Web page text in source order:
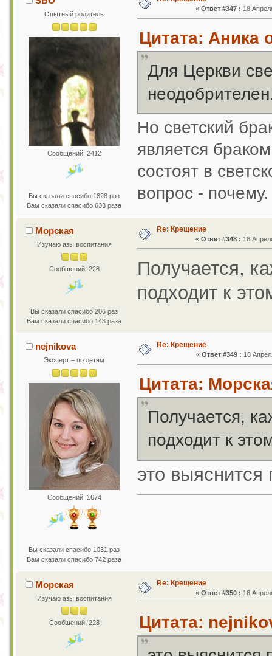
Опытный родитель
Сообщений: 2412
Вы сказали спасибо 1828 раз
Вам сказали спасибо 633 раза
«Ответ #347 : 18
Цитата: Аника
Для Церкви
Но светский
является
состоят в
вопрос - почему.
Морская
Изучаю азы воспитания
Сообщений: 228
Вы сказали спасибо 206 раз
Вам сказали спасибо 143 раза
Re: Крещение
«Ответ #348 : 18
Получается,
подходит к
nejnikova
Эксперт – по детям
Сообщений: 1674
Вы сказали спасибо 1031 раз
Вам сказали спасибо 742 раза
Re: Крещение
« Ответ #349 : 18
Цитата:
Получается,
подходит к
это
Морская
Изучаю азы воспитания
Сообщений: 228
Re: Крещение
«Ответ #350 : 18
Цитата: